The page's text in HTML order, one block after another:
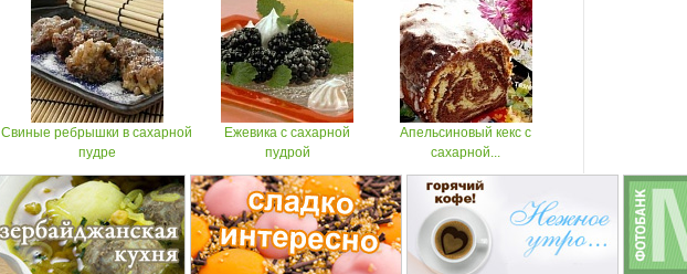
Свиные ребрышки в сахарной
пудре
Ежевика с сахарной
пудрой
Апельсиновый кекс с
сахарной...